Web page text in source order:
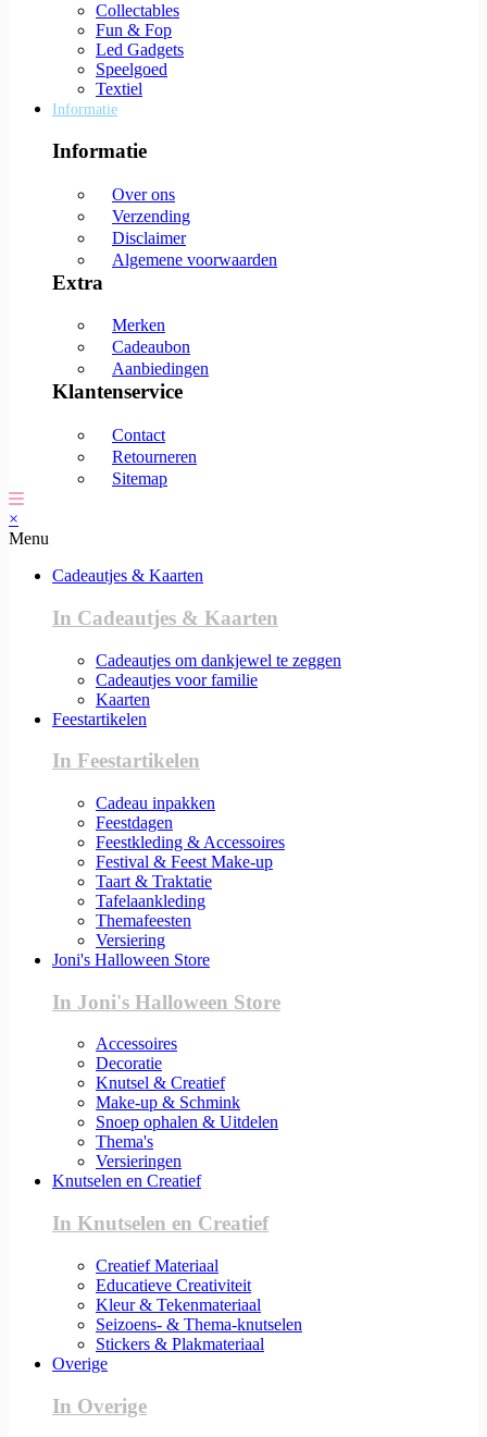
Collectables
Fun & Fop
Led Gadgets
Speelgoed
Textiel
Informatie
Informatie
Over ons
Verzending
Disclaimer
Algemene voorwaarden
Extra
Merken
Cadeaubon
Aanbiedingen
Klantenservice
Contact
Retourneren
Sitemap
×
Menu
Cadeautjes & Kaarten
In Cadeautjes & Kaarten
Cadeautjes om dankjewel te zeggen
Cadeautjes voor familie
Kaarten
Feestartikelen
In Feestartikelen
Cadeau inpakken
Feestdagen
Feestkleding & Accessoires
Festival & Feest Make-up
Taart & Traktatie
Tafelaankleding
Themafeesten
Versiering
Joni's Halloween Store
In Joni's Halloween Store
Accessoires
Decoratie
Knutsel & Creatief
Make-up & Schmink
Snoep ophalen & Uitdelen
Thema's
Versieringen
Knutselen en Creatief
In Knutselen en Creatief
Creatief Materiaal
Educatieve Creativiteit
Kleur & Tekenmateriaal
Seizoens- & Thema-knutselen
Stickers & Plakmateriaal
Overige
In Overige